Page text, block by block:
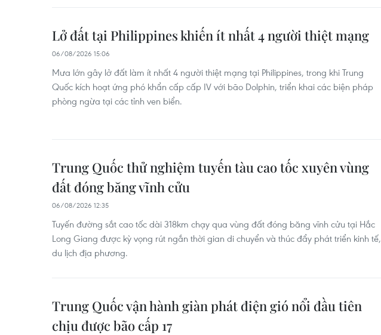
Lở đất tại Philippines khiến ít nhất 4 người thiệt mạng
06/08/2026 15:06
Mưa lớn gây lở đất làm ít nhất 4 người thiệt mạng tại Philippines, trong khi Trung
Quốc kích hoạt ứng phó khẩn cấp cấp IV với bão Dolphin, triển khai các biện pháp
phòng ngừa tại các tỉnh ven biển.
Trung Quốc thử nghiệm tuyến tàu cao tốc xuyên vùng
đất đóng băng vĩnh cửu
06/08/2026 12:35
Tuyến đường sắt cao tốc dài 318km chạy qua vùng đất đóng băng vĩnh cửu tại Hắc
Long Giang được kỳ vọng rút ngắn thời gian di chuyển và thúc đẩy phát triển kinh tế,
du lịch địa phương.
Trung Quốc vận hành giàn phát điện gió nổi đầu tiên
chịu được bão cấp 17